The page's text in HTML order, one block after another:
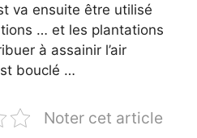
va ensuite être utilisé
… et les plantations
à assainir l’air
bouclé …
Noter cet article